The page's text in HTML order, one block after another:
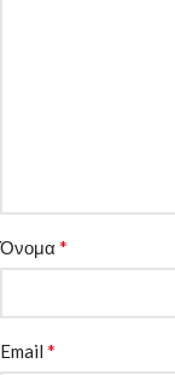
Όνομα *
Email *